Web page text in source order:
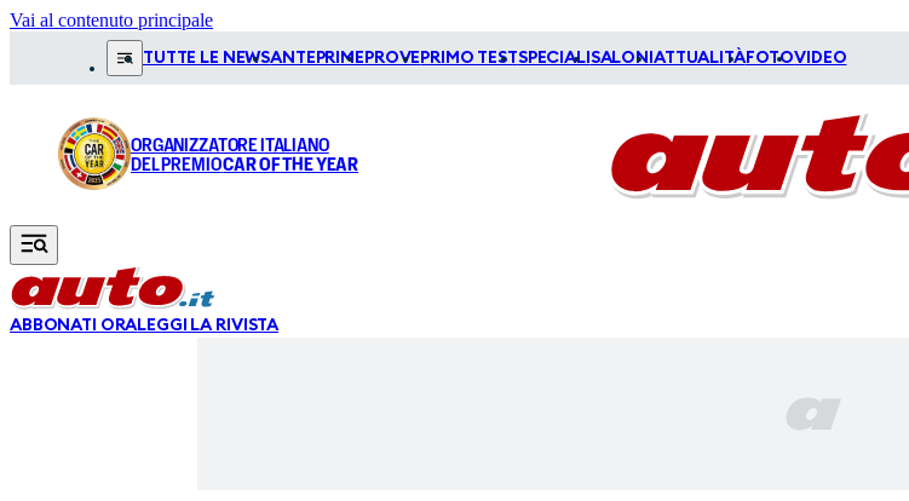
Vai al contenuto principale
TUTTE LE NEWSANTEPRIME PROVE PRIMO TESTSPECIALI SALONI ATTUALITÀFOTOVIDEO
ORGANIZZATORE ITALIANO
DEL PREMIOCAR OF THE YEAR
ABBONATI ORALEGGI LA RIVISTA